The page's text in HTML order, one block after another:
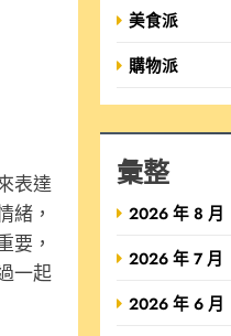
表達
緒，
要，
一起
美食派
購物派
彙整
2026 年 8 月
2026 年 7 月
2026 年 6 月